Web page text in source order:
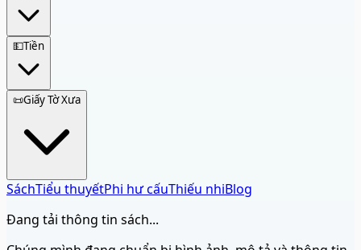
💵Tiền
📜Giấy Tờ Xưa
SáchTiểu thuyếtPhi hư cấuThiếu nhiBlog
Đang tải thông tin sách...